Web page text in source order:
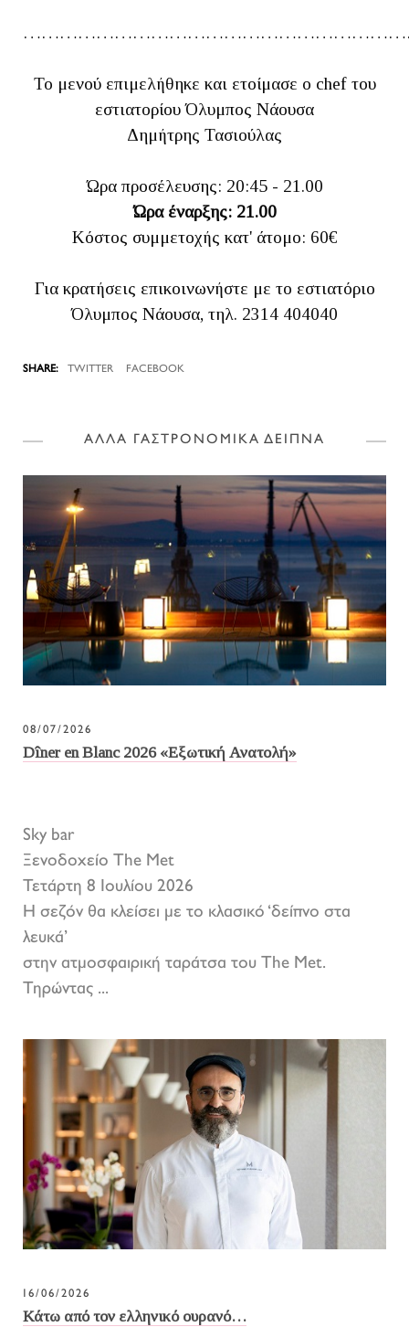
Το μενού επιμελήθηκε και ετοίμασε ο chef του
εστιατορίου Όλυμπος Νάουσα
Δημήτρης Τασιούλας
Ώρα προσέλευσης: 20:45 - 21.00
Ώρα έναρξης: 21.00
Κόστος συμμετοχής κατ' άτομο: 60€
Για κρατήσεις επικοινωνήστε με το εστιατόριο
Όλυμπος Νάουσα, τηλ. 2314 404040
TWITTER FACEBOOK
ΑΛΛΑ ΓΑΣΤΡΟΝΟΜΙΚΑ ΔΕΙΠΝΑ
08/07/2026
Dîner en Blanc 2026 «Εξωτική Ανατολή»
Sky bar
Ξενοδοχείο The Met
Τετάρτη 8 Ιουλίου 2026
Η σεζόν θα κλείσει με το κλασικό ‘δείπνο στα
λευκά’
στην ατμοσφαιρική ταράτσα του The Met.
Τηρώντας ...
16/06/2026
Κάτω από τον ελληνικό ουρανό…